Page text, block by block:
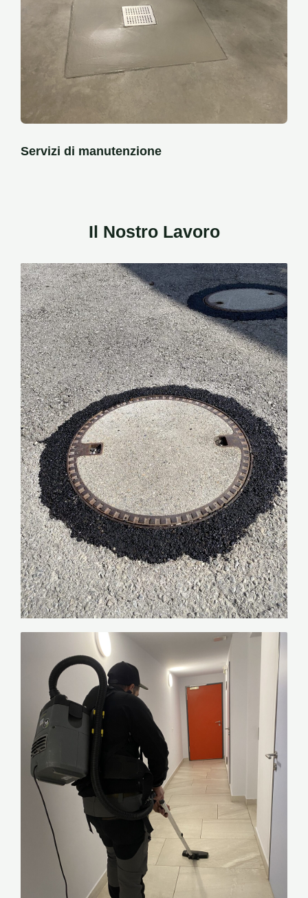
Servizi di manutenzione
Il Nostro Lavoro